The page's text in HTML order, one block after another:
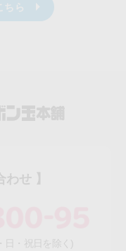
ちら
せ 】
・祝日を除く)